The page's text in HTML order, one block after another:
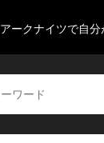
アークナイツで自